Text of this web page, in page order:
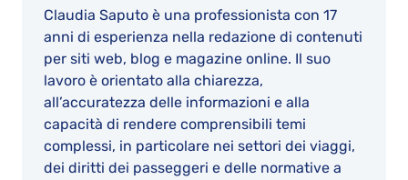
Claudia Saputo è una professionista con 17
anni di esperienza nella redazione di contenuti
per siti web, blog e magazine online. Il suo
lavoro è orientato alla chiarezza,
all’accuratezza delle informazioni e alla
capacità di rendere comprensibili temi
complessi, in particolare nei settori dei viaggi,
dei diritti dei passeggeri e delle normative a